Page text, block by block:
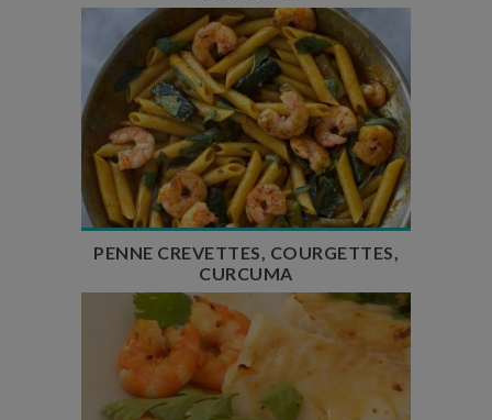
Temps de préparation : 20 min
Temps de cuisson : 1h
Nombre de couverts : 4 à 6
PENNE CREVETTES, COURGETTES,
CURCUMA
Temps de préparation : 15 minutes